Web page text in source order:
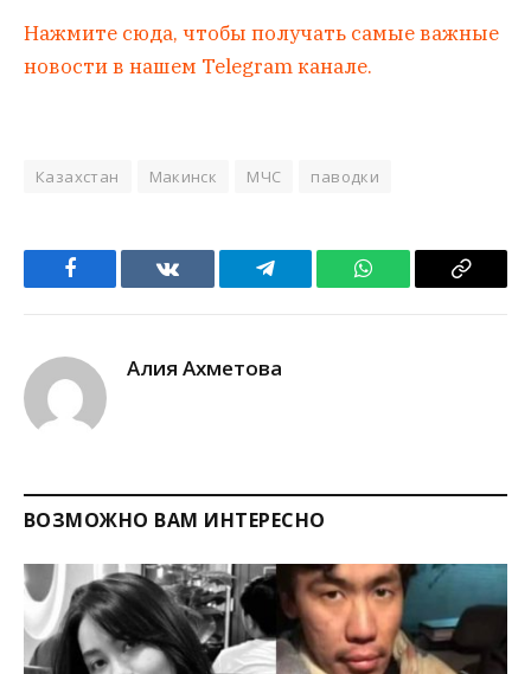
Нажмите сюда, чтобы получать самые важные
новости в нашем Telegram канале.
Казахстан Макинск МЧС паводки
Facebook VKontakteTelegram WhatsApp Copy
Алия Ахметова
ВОЗМОЖНО ВАМ ИНТЕРЕСНО